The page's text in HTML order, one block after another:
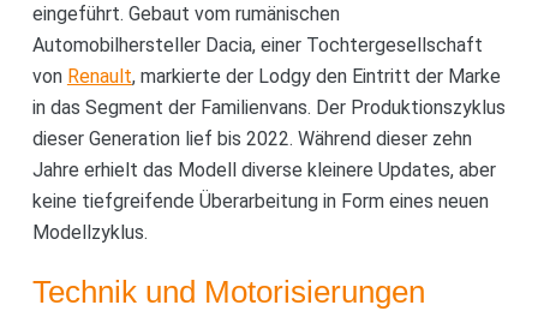
eingeführt. Gebaut vom rumänischen
Automobilhersteller Dacia, einer Tochtergesellschaft
von Renault, markierte der Lodgy den Eintritt der Marke
in das Segment der Familienvans. Der Produktionszyklus
dieser Generation lief bis 2022. Während dieser zehn
Jahre erhielt das Modell diverse kleinere Updates, aber
keine tiefgreifende Überarbeitung in Form eines neuen
Modellzyklus.
Technik und Motorisierungen